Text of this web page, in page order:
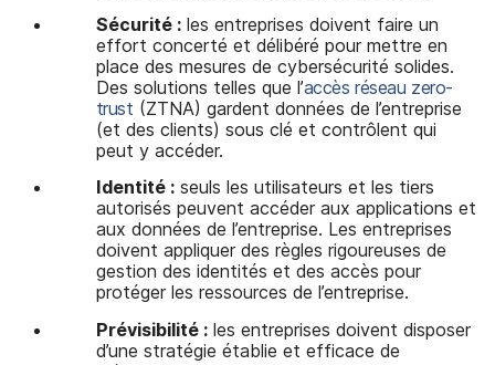
Sécurité : les entreprises doivent faire un
effort concerté et délibéré pour mettre en
place des mesures de cybersécurité solides.
Des solutions telles que l’accès réseau zero-
trust (ZTNA) gardent données de l’entreprise
(et des clients) sous clé et contrôlent qui
peut y accéder.
Identité : seuls les utilisateurs et les tiers
autorisés peuvent accéder aux applications et
aux données de l’entreprise. Les entreprises
doivent appliquer des règles rigoureuses de
gestion des identités et des accès pour
protéger les ressources de l’entreprise.
Prévisibilité : les entreprises doivent disposer
d’une stratégie établie et efficace de